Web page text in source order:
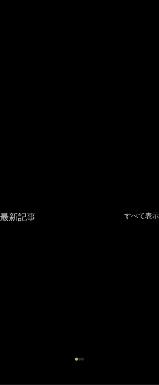
最新記事 すべて表示